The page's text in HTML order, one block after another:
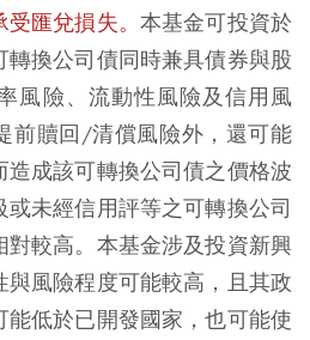
匯兌損失。 本基金可投資於
換公司債同時兼具債券與股
風險、流動性風險及信用風
前贖回/清償風險外，還可能
成該可轉換公司債之價格波
未經信用評等之可轉換公司
較高。本基金涉及投資新興
風險程度可能較高，且其政
低於已開發國家，也可能使